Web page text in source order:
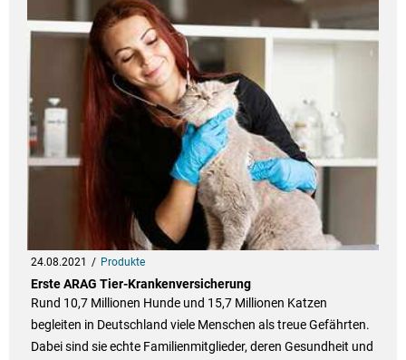
24.08.2021 Produkte
Erste ARAG Tier-Krankenversicherung
Rund 10,7 Millionen Hunde und 15,7 Millionen Katzen
begleiten in Deutschland viele Menschen als treue Gefährten.
Dabei sind sie echte Familienmitglieder, deren Gesundheit und